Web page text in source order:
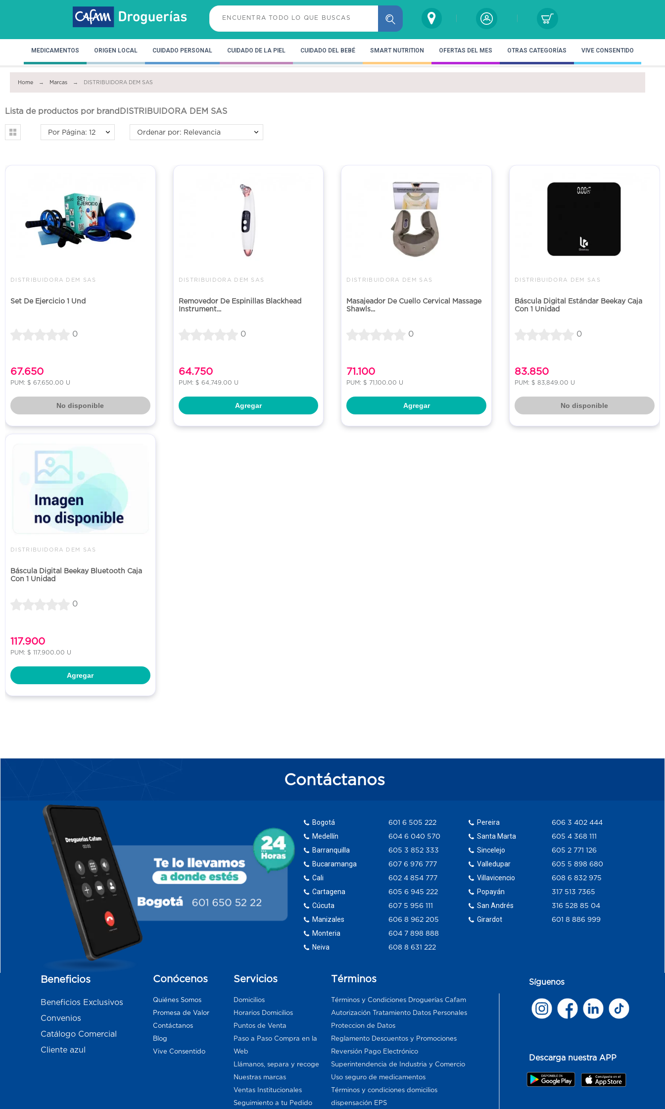
MEDICAMENTOS ORIGEN LOCAL CUIDADO PERSONAL CUIDADO DE LA PIEL CUIDADO DEL BEBÉ SMART NUTRITION OFERTAS DEL MES OTRAS CATEGORÍAS VIVE CONSENTIDO
Home Marcas DISTRIBUIDORA DEM SAS
Lista de productos por brandDISTRIBUIDORA DEM SAS
Por Página: 12 Ordenar por: Relevancia
DISTRIBUIDORA DEM SAS
Set De Ejercicio 1 Und
0
67.650
PUM: $ 67,650.00 U
No disponible
DISTRIBUIDORA DEM SAS
Removedor De Espinillas Blackhead
Instrument...
0
64.750
PUM: $ 64,749.00 U
Agregar
DISTRIBUIDORA DEM SAS
Masajeador De Cuello Cervical Massage
Shawls...
0
71.100
PUM: $ 71,100.00 U
Agregar
DISTRIBUIDORA DEM SAS
Báscula Digital Estándar Beekay Caja
Con 1 Unidad
0
83.850
PUM: $ 83,849.00 U
No disponible
DISTRIBUIDORA DEM SAS
Báscula Digital Beekay Bluetooth Caja
Con 1 Unidad
0
117.900
PUM: $ 117,900.00 U
Agregar
Contáctanos
Bogotá
Medellín
Barranquilla
Bucaramanga
Cali
Cartagena
Cúcuta
Manizales
Monteria
Neiva
601 6 505 222
604 6 040 570
605 3 852 333
607 6 976 777
602 4 854 777
605 6 945 222
607 5 956 111
606 8 962 205
604 7 898 888
608 8 631 222
Pereira
Santa Marta
Sincelejo
Valledupar
Villavicencio
Popayán
San Andrés
Girardot
606 3 402 444
605 4 368 111
605 2 771 126
605 5 898 680
608 6 832 975
317 513 7365
316 528 85 04
601 8 886 999
Beneficios
Beneficios Exclusivos
Convenios
Catálogo Comercial
Cliente azul
Conócenos
Quiénes Somos
Promesa de Valor
Contáctanos
Blog
Vive Consentido
Servicios
Domicilios
Horarios Domicilios
Puntos de Venta
Paso a Paso Compra en la
Web
Llámanos, separa y recoge
Nuestras marcas
Ventas Institucionales
Seguimiento a tu Pedido
Términos
Términos y Condiciones Droguerías Cafam
Autorización Tratamiento Datos Personales
Proteccion de Datos
Reglamento Descuentos y Promociones
Reversión Pago Electrónico
Superintendencia de Industria y Comercio
Uso seguro de medicamentos
Términos y condiciones domicilios
dispensación EPS
Síguenos
Descarga nuestra APP